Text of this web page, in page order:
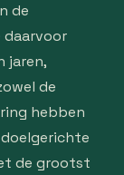
de
daarvoor
jaren,
de
hebben
de grootst